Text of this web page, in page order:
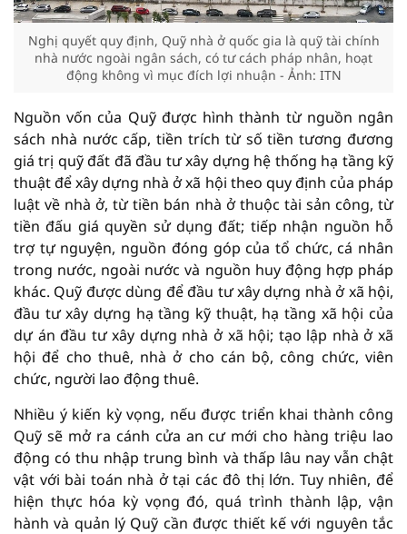
Nghị quyết quy định, Quỹ nhà ở quốc gia là quỹ tài chính
nhà nước ngoài ngân sách, có tư cách pháp nhân, hoạt
động không vì mục đích lợi nhuận - Ảnh: ITN
Nguồn vốn của Quỹ được hình thành từ nguồn ngân
sách nhà nước cấp, tiền trích từ số tiền tương đương
giá trị quỹ đất đã đầu tư xây dựng hệ thống hạ tầng kỹ
thuật để xây dựng nhà ở xã hội theo quy định của pháp
luật về nhà ở, từ tiền bán nhà ở thuộc tài sản công, từ
tiền đấu giá quyền sử dụng đất; tiếp nhận nguồn hỗ
trợ tự nguyện, nguồn đóng góp của tổ chức, cá nhân
trong nước, ngoài nước và nguồn huy động hợp pháp
khác. Quỹ được dùng để đầu tư xây dựng nhà ở xã hội,
đầu tư xây dựng hạ tầng kỹ thuật, hạ tầng xã hội của
dự án đầu tư xây dựng nhà ở xã hội; tạo lập nhà ở xã
hội để cho thuê, nhà ở cho cán bộ, công chức, viên
chức, người lao động thuê.
Nhiều ý kiến kỳ vọng, nếu được triển khai thành công
Quỹ sẽ mở ra cánh cửa an cư mới cho hàng triệu lao
động có thu nhập trung bình và thấp lâu nay vẫn chật
vật với bài toán nhà ở tại các đô thị lớn. Tuy nhiên, để
hiện thực hóa kỳ vọng đó, quá trình thành lập, vận
hành và quản lý Quỹ cần được thiết kế với nguyên tắc